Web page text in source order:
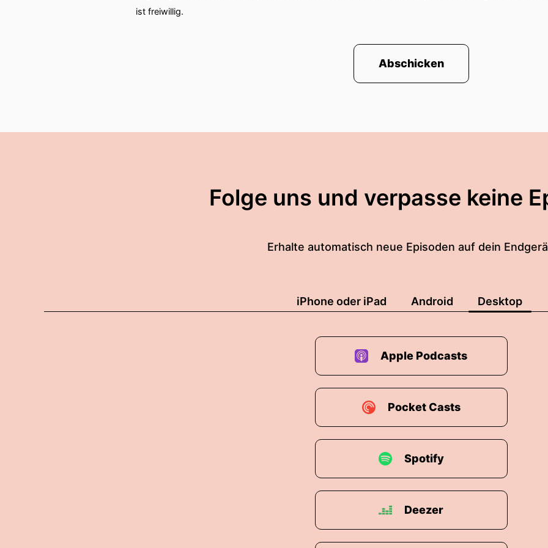
ist freiwillig.
Abschicken
Folge uns und verpasse keine
Erhalte automatisch neue Episoden auf dein
iPhone oder iPad Android Desktop
Apple Podcasts
Pocket Casts
Spotify
Deezer